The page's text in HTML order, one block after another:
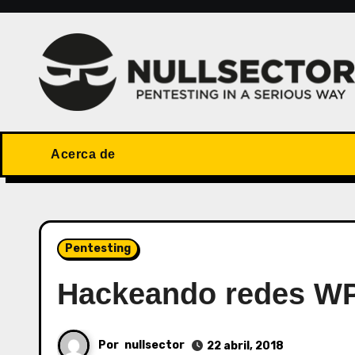
Saltar
contenido
Acerca de
Pentesting
Hackeando redes
Por nullsector 22 abril, 2018